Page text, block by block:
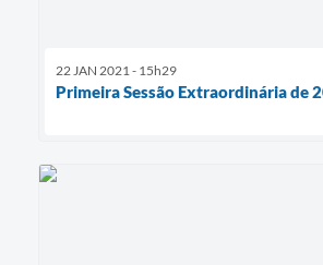
22 JAN 2021 - 15h29
Primeira Sessão Extraordinária de